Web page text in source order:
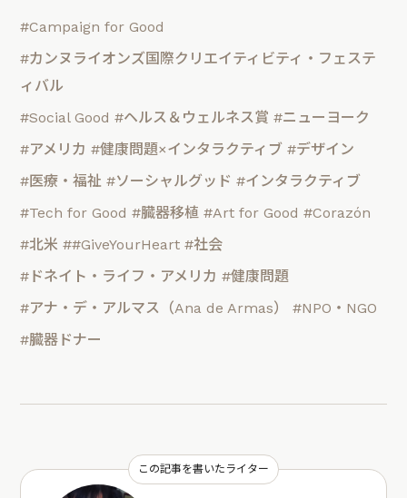
#Campaign for Good
#カンヌライオンズ国際クリエイティビティ・フェステ
ィバル
#Social Good #ヘルス＆ウェルネス賞 #ニューヨーク
#アメリカ #健康問題×インタラクティブ #デザイン
#医療・福祉 #ソーシャルグッド #インタラクティブ
#Tech for Good #臓器移植 #Art for Good #Corazón
#北米 ##GiveYourHeart #社会
#ドネイト・ライフ・アメリカ #健康問題
#アナ・デ・アルマス（Ana de Armas）
#NPO・NGO
#臓器ドナー
この記事を書いたライター